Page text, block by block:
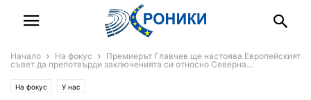
Начало На фокус
Премиерът Главчев ще настоява Европейският
съвет да препотвърди заключенията си относно Северна...
На фокус У нас